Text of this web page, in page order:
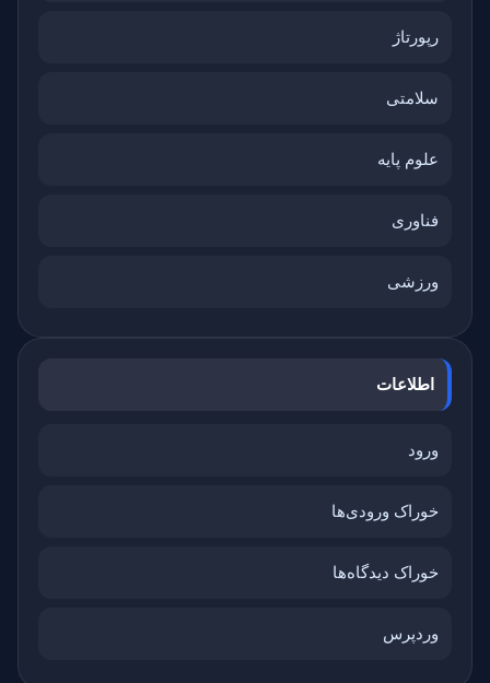
رپورتاژ
سلامتی
علوم پایه
فناوری
ورزشی
اطلاعات
ورود
خوراک ورودی‌ها
خوراک دیدگاه‌ها
وردپرس